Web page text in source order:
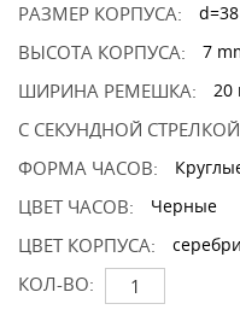
РАЗМЕР КОРПУСА:
ВЫСОТА КОРПУСА: 7
ШИРИНА РЕМЕШКА: 20
С СЕКУНДНОЙ
ФОРМА ЧАСОВ:
ЦВЕТ ЧАСОВ: Черные
ЦВЕТ КОРПУСА:
КОЛ-ВО: